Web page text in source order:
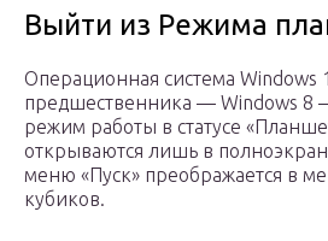
Выйти из Режима
Операционная система Windows
предшественника — Windows 8
режим работы в статусе
открываются лишь в
меню «Пуск» преображается в
кубиков.